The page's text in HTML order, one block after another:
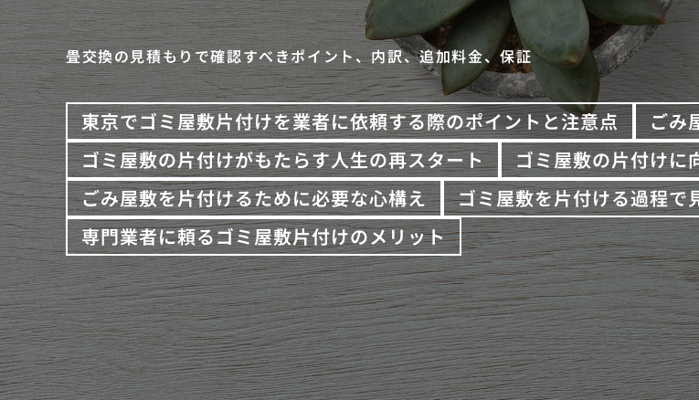
畳交換の見積もりで確認すべきポイント、内訳、追加料金、保証
東京でゴミ屋敷片付けを業者に依頼する際のポイントと注意点
ごみ
ゴミ屋敷の片付けがもたらす人生の再スタート
ゴミ屋敷の片付けに
ごみ屋敷を片付けるために必要な心構え
ゴミ屋敷を片付ける過程で
専門業者に頼るゴミ屋敷片付けのメリット